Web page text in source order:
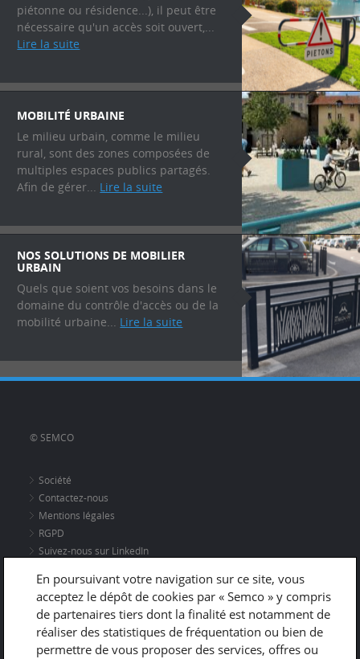
piétonne ou résidence...), il peut être
nécessaire qu'un accès soit ouvert,...
Lire la suite
MOBILITÉ URBAINE
Le milieu urbain, comme le milieu
rural, sont des zones composées de
multiples espaces publics partagés.
Afin de gérer... Lire la suite
NOS SOLUTIONS DE MOBILIER
URBAIN
Quels que soient vos besoins dans le
domaine du contrôle d'accès ou de la
mobilité urbaine... Lire la suite
© SEMCO
Société
Contactez-nous
Mentions légales
RGPD
Suivez-nous sur LinkedIn
Adresse
670 rue du Vernay
38300 NIVOLAS-VERMELLE
En poursuivant votre navigation sur ce site, vous
acceptez le dépôt de cookies par « Semco » y compris
de partenaires tiers dont la finalité est notamment de
réaliser des statistiques de fréquentation ou bien de
permettre de vous proposer des services, offres ou